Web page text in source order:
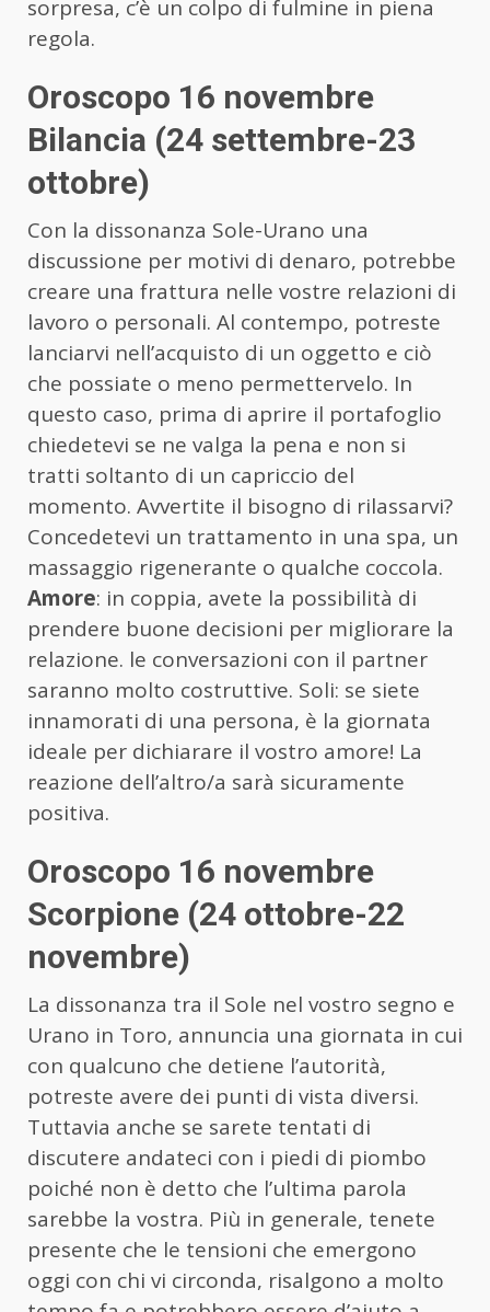
sorpresa, c’è un colpo di fulmine in piena
regola.
Oroscopo 16 novembre
Bilancia (24 settembre-23
ottobre)
Con la dissonanza Sole-Urano una
discussione per motivi di denaro, potrebbe
creare una frattura nelle vostre relazioni di
lavoro o personali. Al contempo, potreste
lanciarvi nell’acquisto di un oggetto e ciò
che possiate o meno permettervelo. In
questo caso, prima di aprire il portafoglio
chiedetevi se ne valga la pena e non si
tratti soltanto di un capriccio del
momento. Avvertite il bisogno di rilassarvi?
Concedetevi un trattamento in una spa, un
massaggio rigenerante o qualche coccola.
Amore: in coppia, avete la possibilità di
prendere buone decisioni per migliorare la
relazione. le conversazioni con il partner
saranno molto costruttive. Soli: se siete
innamorati di una persona, è la giornata
ideale per dichiarare il vostro amore! La
reazione dell’altro/a sarà sicuramente
positiva.
Oroscopo 16 novembre
Scorpione (24 ottobre-22
novembre)
La dissonanza tra il Sole nel vostro segno e
Urano in Toro, annuncia una giornata in cui
con qualcuno che detiene l’autorità,
potreste avere dei punti di vista diversi.
Tuttavia anche se sarete tentati di
discutere andateci con i piedi di piombo
poiché non è detto che l’ultima parola
sarebbe la vostra. Più in generale, tenete
presente che le tensioni che emergono
oggi con chi vi circonda, risalgono a molto